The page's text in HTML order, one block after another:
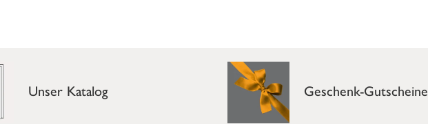
Unser Katalog Geschenk-Gutscheine